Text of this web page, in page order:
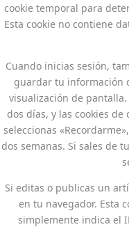
cookie temporal para
Esta cookie no contiene
Cuando inicias sesión,
guardar tu información
visualización de
dos días, y las cookies
seleccionas
dos semanas. Si sales de
Si editas o publicas un
en tu navegador. Esta
simplemente indica el